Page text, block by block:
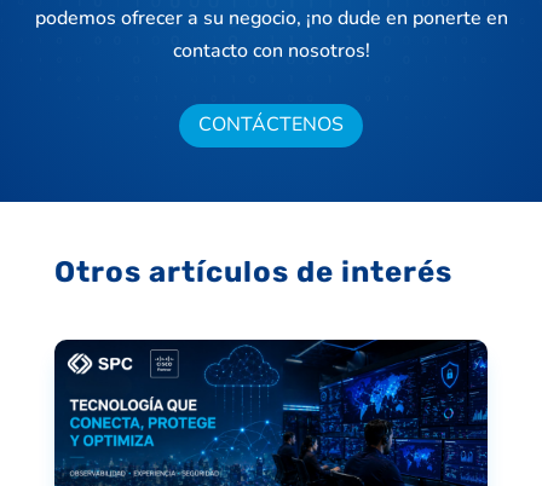
podemos ofrecer a su negocio, ¡no dude en ponerte en
contacto con nosotros!
CONTÁCTENOS
Otros artículos de interés